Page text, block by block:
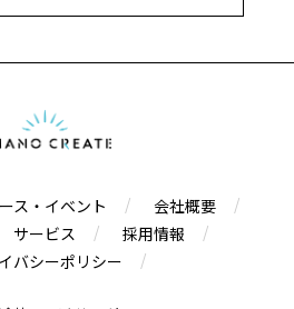
ス・イベント
会社概要
サービス
採用情報
バシーポリシー